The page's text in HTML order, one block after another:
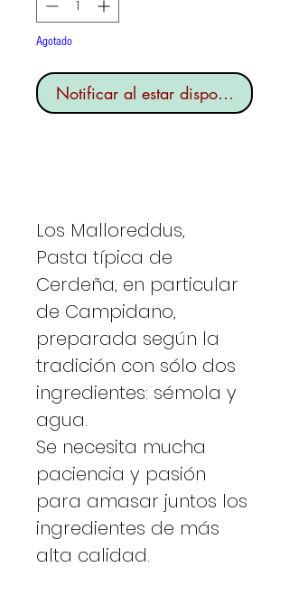
Agotado
Notificar al estar disponible
Los Malloreddus,
Pasta típica de
Cerdeña, en particular
de Campidano,
preparada según la
tradición con sólo dos
ingredientes: sémola y
agua.
Se necesita mucha
paciencia y pasión
para amasar juntos los
ingredientes de más
alta calidad.